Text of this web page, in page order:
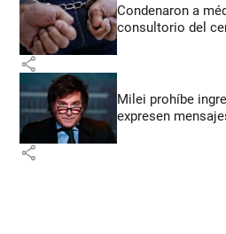
Condenaron a
consultorio del
share
Milei prohíbe
expresen
share